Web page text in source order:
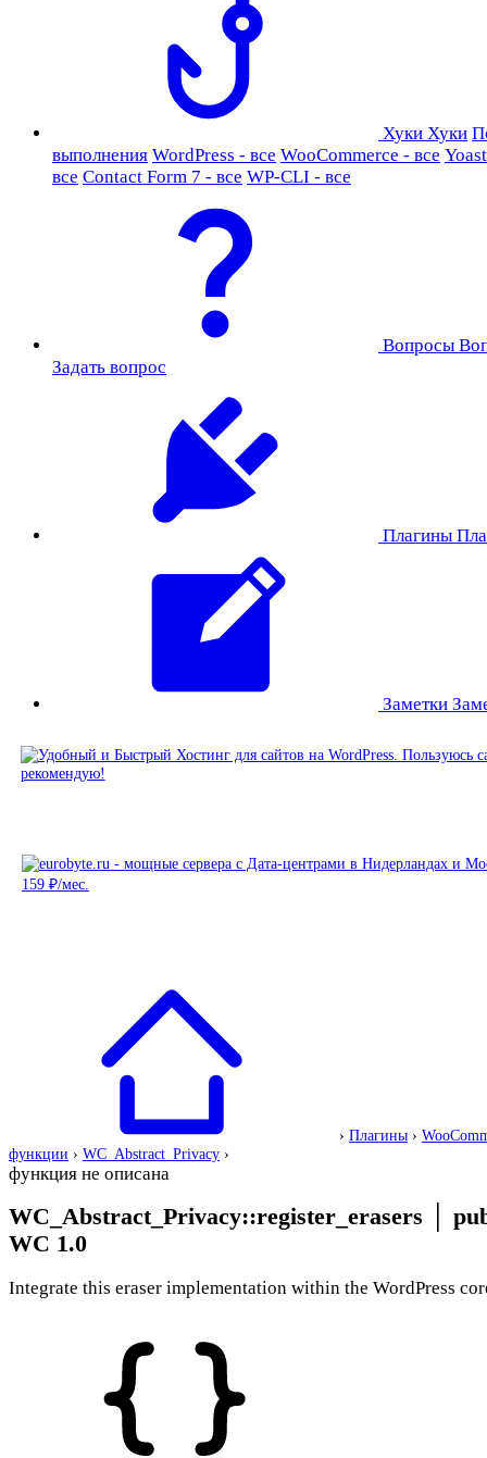
Хуки Хуки
выполнения WordPress - все WooCommerce - все
все Contact Form 7 - все WP-CLI - все
Вопросы
Задать вопрос
Плагины
Заметки
› Плагины ›
функции › WC_Abstract_Privacy ›
функция не описана
WC_Abstract_Privacy::register_erasers
WC 1.0
Integrate this eraser implementation within the WordPress